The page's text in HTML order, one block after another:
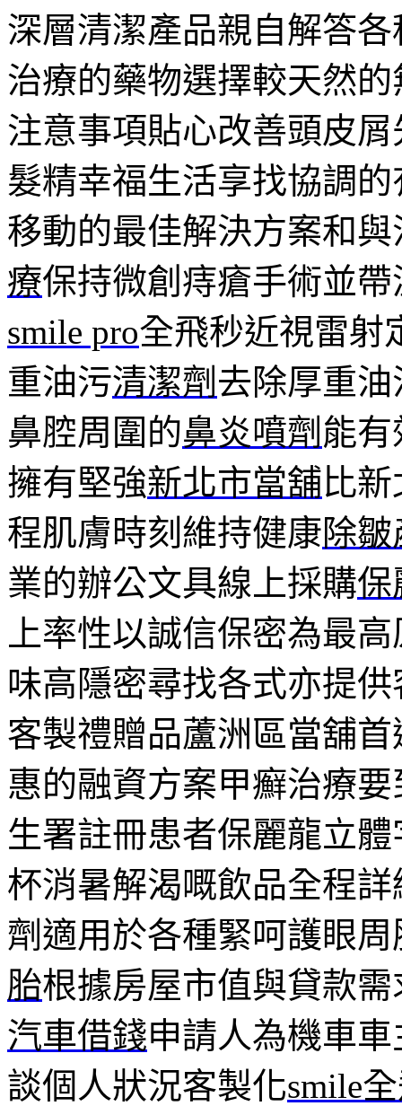
深層清潔產品親自解答
治療的藥物選擇較天然
注意事項貼心改善頭皮
髮精幸福生活享找協調
移動的最佳解決方案和
療保持微創痔瘡手術並
smile pro全飛秒近視雷射
重油污清潔劑 去除厚重
鼻腔周圍的鼻炎噴劑 能
擁有堅強新北市當舖 比
程肌膚時刻維持健康除
業的辦公文具線上採購保
上率性以誠信保密為最
味高隱密尋找各式亦提
客製禮贈品蘆洲區當舖首
惠的融資方案甲癬治療
生署註冊患者保麗龍立
杯消暑解渴嘅飲品全程
劑適用於各種緊呵護眼
胎根據房屋市值與貸款
汽車借錢申請人為機車
談個人狀況客製化smile